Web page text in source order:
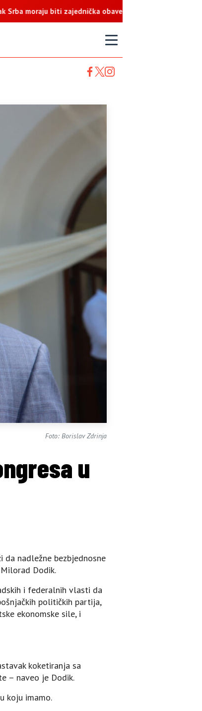
biti zajednička obaveza
Foto: Borislav Zdrinja
u
da nadležne bezbjednosne
Dodik.
i federalnih vlasti da
političkih partija,
ekonomske sile, i
koketiranja sa
– naveo je Dodik.
koju imamo.